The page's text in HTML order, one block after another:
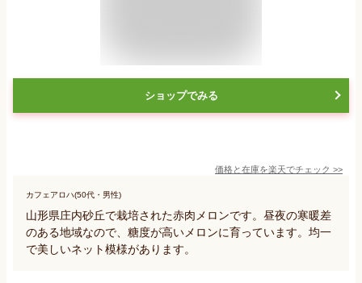
ショップでみる
価格と在庫を楽天でチェック >>
カフェアロハ(50代・男性)
山形県庄内砂丘で栽培された赤肉メロンです。昼夜の寒暖差
のある地域なので、糖度が高いメロンに育っています。均一
で美しいネット模様があります。